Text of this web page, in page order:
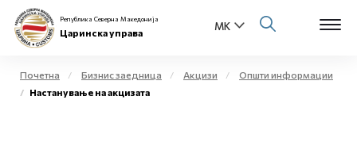
Република Северна Македонија
Царинска управа
Почетна Бизнис заедница Акцизи
Општи информации
Настанување на акцизата